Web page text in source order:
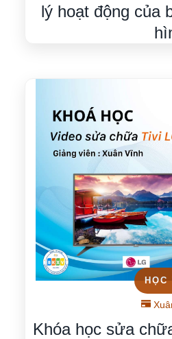
lý hoạt động của
HỌC
Khóa học sửa